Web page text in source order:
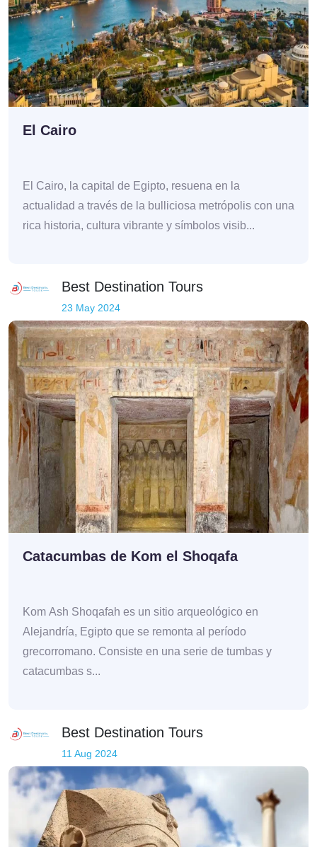
El Cairo
El Cairo, la capital de Egipto, resuena en la
actualidad a través de la bulliciosa metrópolis con una
rica historia, cultura vibrante y símbolos visib...
Best Destination Tours
23 May 2024
Catacumbas de Kom el Shoqafa
Kom Ash Shoqafah es un sitio arqueológico en
Alejandría, Egipto que se remonta al período
grecorromano. Consiste en una serie de tumbas y
catacumbas s...
Best Destination Tours
11 Aug 2024